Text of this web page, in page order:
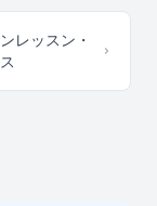
レッスン・